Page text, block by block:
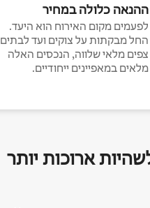
ההנאה כלולה במחיר
לפעמים מקום האירוח הוא היעד.
החל מבקתות על צוקים ועד לבתים
צפים מלאי שלווה, הנכסים האלה
מלאים במאפיינים ייחודיים.
ארוכות יותר